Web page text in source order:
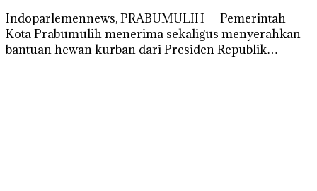
Indoparlemennews, PRABUMULIH — Pemerintah
Kota Prabumulih menerima sekaligus menyerahkan
bantuan hewan kurban dari Presiden Republik…